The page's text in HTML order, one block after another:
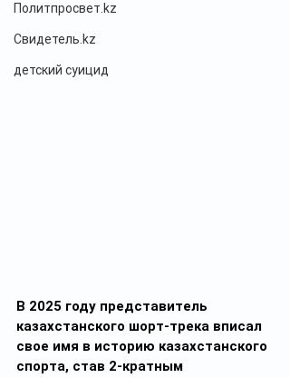
Политпросвет.kz
Свидетель.kz
детский суицид
В 2025 году представитель
казахстанского шорт-трека вписал
свое имя в историю казахстанского
спорта, став 2-кратным